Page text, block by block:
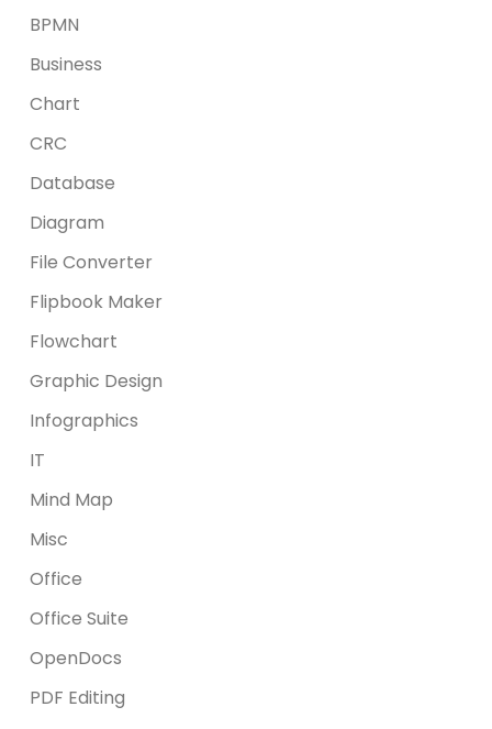
BPMN
Business
Chart
CRC
Database
Diagram
File Converter
Flipbook Maker
Flowchart
Graphic Design
Infographics
IT
Mind Map
Misc
Office
Office Suite
OpenDocs
PDF Editing